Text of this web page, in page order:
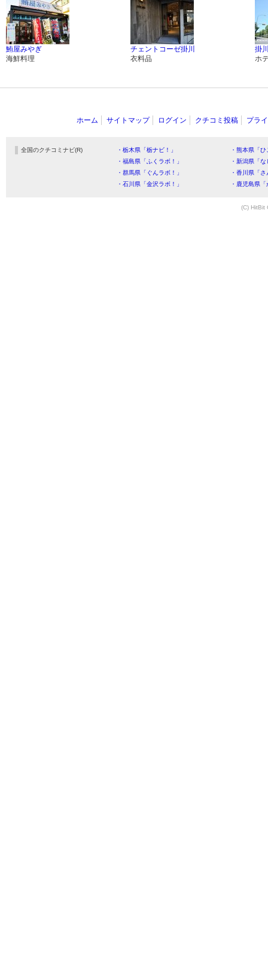
鮪屋みやぎ
海鮮料理
チェントコーゼ掛川
衣料品
掛
ホ
ホーム サイトマップ ログイン クチコミ投稿 プラ
全国のクチコミナビ(R) ・栃木県「栃ナビ！」
・熊本県「
・福島県「ふくラボ！」
・新潟県「
・群馬県「ぐんラボ！」
・香川県「
・石川県「金沢ラボ！」
・鹿児島県
(C) HitBit